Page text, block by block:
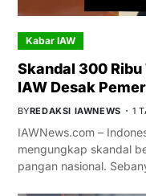
Kabar IAW
Skandal 300
IAW Desak
BYREDAKSI IAWNEWS 1
IAWNews.com –
mengungkap skandal
pangan nasional.